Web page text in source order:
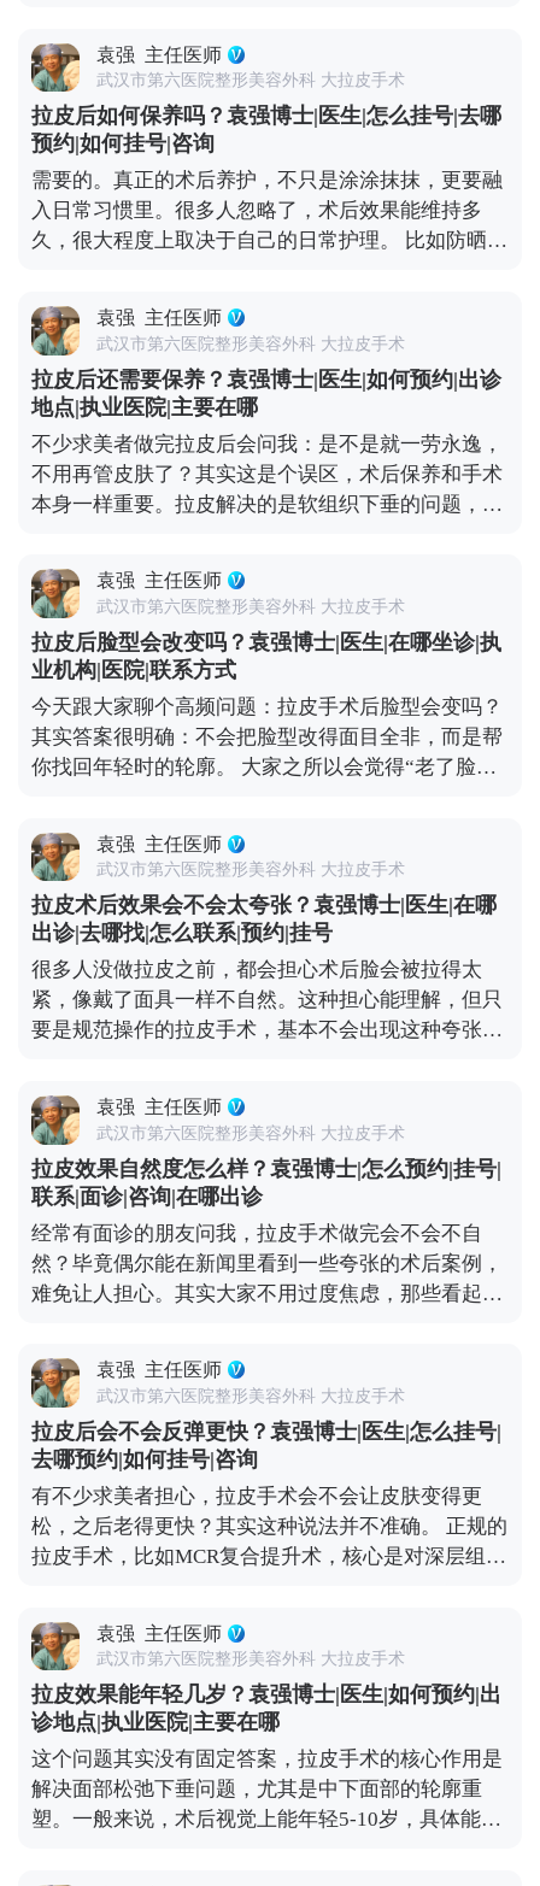
体平台（公众号、百家号、小红薯）预约面诊，详细
了解。
很明显，比如上眼皮松、眼角往下掉，或者眼袋突
出，这种时候单做拉皮就不够全面了。 所以要是眼周
问题突出，拉皮的时候可以考虑联合提眉、双眼皮或
者祛眼袋手术。比如提眉能顺便改善眉形和上眼皮松
弛，祛眼袋分内路和外路，内路适合单纯脂肪膨出
的，外路适合皮肤也松的。至于是不是要一起做，得
看具体的面部条件和想要的效果。 不过有个小建议，
要是时间充裕，分阶段做会更稳妥。先做拉皮把整体
再针对性调整眼周，这样最终效果会更协调自然。 想
知道更多关于MCR复合提升术的问题，可以去官方媒
体平台（公众号、百家号、小红薯）预约面诊，详细
了解。
袁强 主任医师
武汉市第六医院整形美容外科 大拉皮手术
拉皮后如何保养吗？袁强博士|医生|怎么挂号|去哪
预约|如何挂号|咨询
需要的。真正的术后养护，不只是涂涂抹抹，更要融
入日常习惯里。很多人忽略了，术后效果能维持多
久，很大程度上取决于自己的日常护理。 比如防晒，
元凶，术后如果不做好防晒，不仅容易出现色素沉
着，还会加速胶原分解，让皮肤提前松弛。还有作息
和饮食，长期熬夜、吃太多甜食，会让皮肤炎症加
重、氧化加快，不仅容易暗沉，还可能让松弛问题复
发。 另外，表情管理也很关键。虽然术后表情会慢慢
恢复自然，但过度夸张的表情会反复牵拉皮肤，就算
打了除皱针，也需要自己多注意收敛。还有一点很重
要，要定期回访医生，根据皮肤的恢复状态调整保养
态拉回一个好的起点，后续的健康生活习惯，才是维
持年轻态的核心。你对皮肤用心，它自然会给你好的
反馈。 想知道更多关于MCR复合提升术的问题，可
以去官方媒体平台（公众号、百家号、小红薯）预约
面诊，详细了解。
袁强 主任医师
武汉市第六医院整形美容外科 大拉皮手术
拉皮后还需要保养？袁强博士|医生|如何预约|出诊
地点|执业医院|主要在哪
不少求美者做完拉皮后会问我：是不是就一劳永逸，
不用再管皮肤了？其实这是个误区，术后保养和手术
本身一样重要。拉皮解决的是软组织下垂的问题，但
感。 手术能帮我们把面部组织复位到好的状态，但皮
肤的自然衰老过程并没有停止。比如术后皮肤可能会
出现角质层变薄、胶原流失的情况，这就需要日常做
好维护。建议大家术后用温和的护肤品，重点做好保
湿和防晒，要是皮肤含水量不够，也可以在医生指导
下配合水光针这类轻医美项目，提升皮肤弹性。 另
外，动态纹的管理也不能忽视。皱眉、大笑带来的动
态纹，时间久了会变成静态纹。定期在医生评估后打
像是抗衰的“基础工程”，帮你搭好紧致的框架，后续
的保养就是填想知道更多关于MCR复合提升术的问
题，可以去官方媒体平台（公众号、百家号、小红
薯）预约面诊，详细了解。充细节，这样才能让年轻
状态维持得更久。
袁强 主任医师
武汉市第六医院整形美容外科 大拉皮手术
拉皮后脸型会改变吗？袁强博士|医生|在哪坐诊|执
业机构|医院|联系方式
今天跟大家聊个高频问题：拉皮手术后脸型会变吗？
其实答案很明确：不会把脸型改得面目全非，而是帮
你找回年轻时的轮廓。 大家之所以会觉得“老了脸型
下移——比如苹果肌往下掉、法令纹变深、下颌线模
糊，看起来脸变宽变垮。拉皮手术的作用，就是把这
些移位的组织复位到年轻时的位置，让松弛的轮廓重
新变紧致。 就像我做拉皮时，会通过精准剥离后把这
些深层组织复位固定，再去掉多余的松弛皮肤。术后
你还是你，只是脸上的垮感消失了，线条更利落，看
起来更精神。当然，如果术前本身有轻微的面部不对
称，我们会在复位时做微调，但核心原则是尊重你的
是“重塑脸型”，目的是让你找回曾经的自己。 想知道
更多关于MCR复合提升术的问题，可以去官方媒体平
台（公众号、百家号、小红薯）预约面诊，详细了
解。
袁强 主任医师
武汉市第六医院整形美容外科 大拉皮手术
拉皮术后效果会不会太夸张？袁强博士|医生|在哪
出诊|去哪找|怎么联系|预约|挂号
很多人没做拉皮之前，都会担心术后脸会被拉得太
紧，像戴了面具一样不自然。这种担心能理解，但只
要是规范操作的拉皮手术，基本不会出现这种夸张情
条回到年轻时的紧致状态，而不是盲目地“往上提”。
比如MCR复合提升术中，就会做多层次的精细化处
理，不只是拉皮肤，还会对深层的筋膜和脂肪垫进行
复位，让整个面部组织协调回归原位。这样操作下
来，不会出现“吊梢眼”“脸绷得发亮”的情况，反而会
让轮廓更清晰，神态更柔和。 效果自然与否，医生的
审美和技术很关键。我们会根据每个人的面部骨骼和
软组织情况做个性化方案，避免过度切除皮肤或过度
就会慢慢适应，表情也能完全恢复自如。与其担心效
果夸张，不如多花时间筛选正规医院和医生，毕竟拉
皮的本质是“修复衰老”，不是“改造容貌”。 想知道更
多关于MCR复合提升术的问题，可以去官方媒体平台
（公众号、百家号、小红薯）预约面诊，详细了解。
袁强 主任医师
武汉市第六医院整形美容外科 大拉皮手术
拉皮效果自然度怎么样？袁强博士|怎么预约|挂号|
联系|面诊|咨询|在哪出诊
经常有面诊的朋友问我，拉皮手术做完会不会不自
然？毕竟偶尔能在新闻里看到一些夸张的术后案例，
难免让人担心。其实大家不用过度焦虑，那些看起来
手术的问题——要么是操作方式不正规，要么是过度
追求“提升感”，忽略了面部本身的结构平衡。 正规的
拉皮手术，核心是帮面部恢复年轻时候的状态，而不
是把你改成另一个人。就比如MCR复合提升术，就是
通过精准剥离，把下垂的软组织放回原本的位置，再
去掉多余的松弛皮肤。整个过程会特别注意保护表情
肌，毕竟笑容、皱眉这些自然神态不能受影响。 术后
初期有点肿胀是正常的，随着恢复会慢慢软化，轮廓
结“会不会不自然”，而是找正规机构和有经验的医
生。好的拉皮效果，应该是别人觉得你年轻了，但说
不出哪里变了，这才是理想的状态。 想知道更多关于
MCR复合提升术的问题，可以去官方媒体平台（公众
号、百家号、小红薯）预约面诊，详细了解。
袁强 主任医师
武汉市第六医院整形美容外科 大拉皮手术
拉皮后会不会反弹更快？袁强博士|医生|怎么挂号|
去哪预约|如何挂号|咨询
有不少求美者担心，拉皮手术会不会让皮肤变得更
松，之后老得更快？其实这种说法并不准确。 正规的
拉皮手术，比如MCR复合提升术，核心是对深层组织
多余的松弛皮肤。整个过程是让组织在稳定的位置上
重新贴合，效果很扎实，根本不会出现所谓的“反
弹”，更不会加速衰老。 真正会让人觉得“反弹快、老
得更快”的，其实是“假拉皮”——只单纯拉紧表面皮
肤，不处理深层组织。这种手术的效果本身就不持
久，很快就会再次下垂，自然会给人一种“越做越
松”的错觉。 其实拉皮更像是给衰老进程按了一次“暂
停键”，甚至能轻微“倒回”一小段。术后你的组织会
袁强 主任医师
武汉市第六医院整形美容外科 大拉皮手术
拉皮效果能年轻几岁？袁强博士|医生|如何预约|出
诊地点|执业医院|主要在哪
这个问题其实没有固定答案，拉皮手术的核心作用是
解决面部松弛下垂问题，尤其是中下面部的轮廓重
塑。一般来说，术后视觉上能年轻5-10岁，具体能年
手术方案的精准设计。 举个例子，之前有位50岁的求